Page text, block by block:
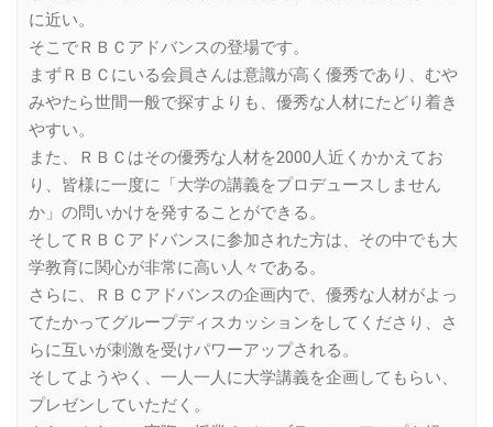
に近い。
そこでＲＢＣアドバンスの登場です。
まずＲＢＣにいる会員さんは意識が高く優秀であり、むや
みやたら世間一般で探すよりも、優秀な人材にたどり着き
やすい。
また、ＲＢＣはその優秀な人材を2000人近くかかえてお
り、皆様に一度に「大学の講義をプロデュースしません
か」の問いかけを発することができる。
そしてＲＢＣアドバンスに参加された方は、その中でも大
学教育に関心が非常に高い人々である。
さらに、ＲＢＣアドバンスの企画内で、優秀な人材がよっ
てたかってグループディスカッションをしてくださり、さ
らに互いが刺激を受けパワーアップされる。
そしてようやく、一人一人に大学講義を企画してもらい、
プレゼンしていただく。